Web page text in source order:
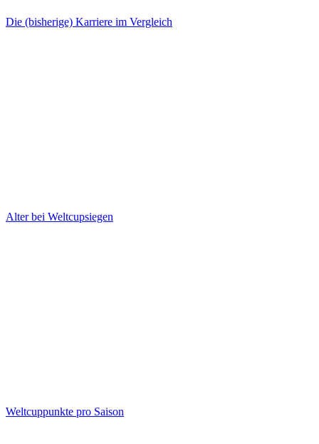
Die (bisherige) Karriere im Vergleich
Alter bei Weltcupsiegen
Weltcuppunkte pro Saison